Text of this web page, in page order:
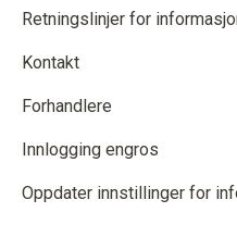
Retningslinjer for
Kontakt
Forhandlere
Innlogging engros
Oppdater innstillinger for